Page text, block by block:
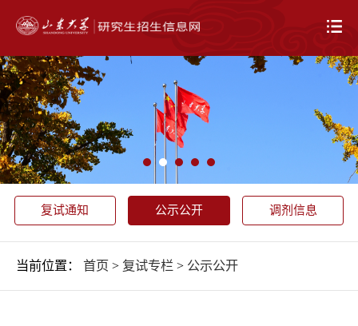
复试通知 公示公开 调剂信息
当前位置： 首页 > 复试专栏 > 公示公开